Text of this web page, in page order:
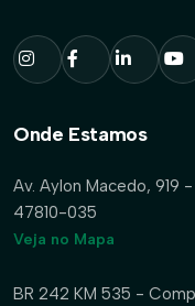
Onde Estamos
Av. Aylon Macedo, 919
47810-035
Veja no Mapa
BR 242 KM 535 -